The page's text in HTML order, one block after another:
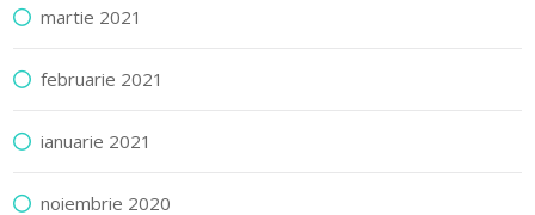
martie 2021
februarie 2021
ianuarie 2021
noiembrie 2020